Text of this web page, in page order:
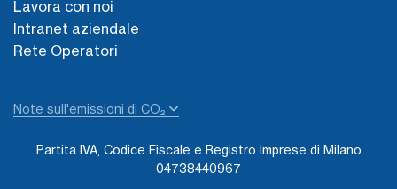
Lavora con noi
Intranet aziendale
Rete Operatori
Note sull'emissioni di CO₂
Partita IVA, Codice Fiscale e Registro Imprese di Milano
04738440967